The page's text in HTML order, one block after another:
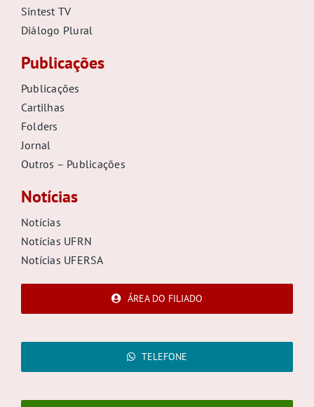
Sintest TV
Diálogo Plural
Publicações
Publicações
Cartilhas
Folders
Jornal
Outros – Publicações
Notícias
Notícias
Notícias UFRN
Notícias UFERSA
ÁREA DO FILIADO
TELEFONE